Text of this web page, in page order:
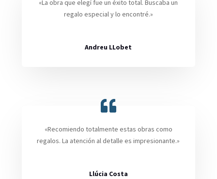
«La obra que elegí fue un éxito total. Buscaba un
regalo especial y lo encontré.»
Andreu LLobet
«Recomiendo totalmente estas obras como
regalos. La atención al detalle es impresionante.»
Llúcia Costa